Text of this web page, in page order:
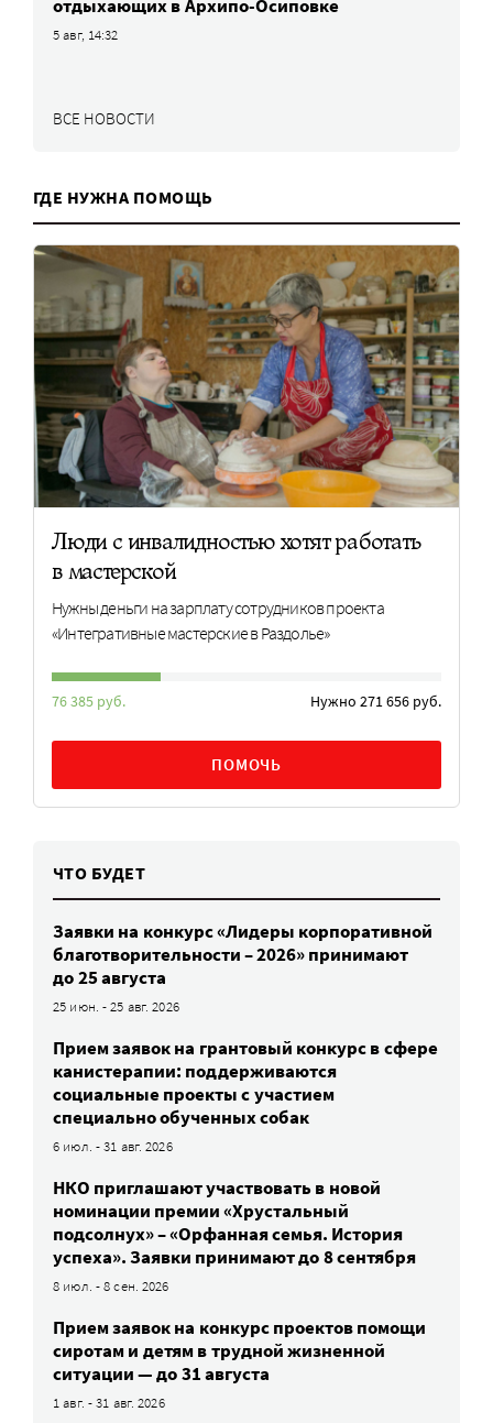
отдыхающих в Архипо-Осиповке
5 авг, 14:32
ВСЕ НОВОСТИ
ГДЕ НУЖНА ПОМОЩЬ
Люди с инвалидностью хотят работать
в мастерской
Нужны деньги на зарплату сотрудников проекта
«Интегративные мастерские в Раздолье»
76 385 руб. Нужно 271 656 руб.
ПОМОЧЬ
ЧТО БУДЕТ
Заявки на конкурс «Лидеры корпоративной
благотворительности – 2026» принимают
до 25 августа
25 июн. - 25 авг. 2026
Прием заявок на грантовый конкурс в сфере
канистерапии: поддерживаются
социальные проекты с участием
специально обученных собак
6 июл. - 31 авг. 2026
НКО приглашают участвовать в новой
номинации премии «Хрустальный
подсолнух» – «Орфанная семья. История
успеха». Заявки принимают до 8 сентября
8 июл. - 8 сен. 2026
Прием заявок на конкурс проектов помощи
сиротам и детям в трудной жизненной
ситуации — до 31 августа
1 авг. - 31 авг. 2026